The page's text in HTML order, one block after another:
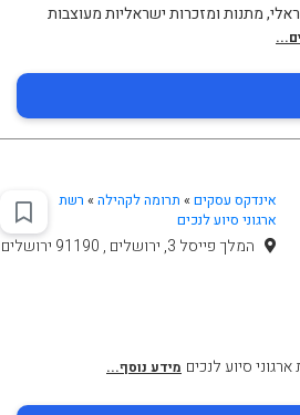
מתנות ומזכרות ישראליות מעוצבות
אינדקס עסקים » תרומה לקהילה» רשת
ארגוני סיוע לנכים
המלך פייסל 3, ירושלים , 91190 ירושלים
סיוע לנכים מידע נוסף...